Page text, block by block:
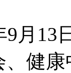
9月
健